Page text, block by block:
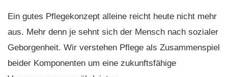
Ein gutes Pflegekonzept alleine reicht heute nicht mehr
aus. Mehr denn je sehnt sich der Mensch nach sozialer
Geborgenheit. Wir verstehen Pflege als Zusammenspiel
beider Komponenten um eine zukunftsfähige